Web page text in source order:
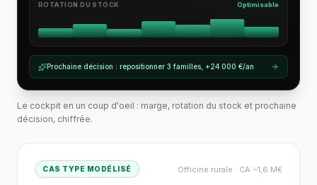
ROTATION DU STOCK Optimisable
Prochaine décision : repositionner 3 familles, +24 000 €/an
Le cockpit en un coup d'oeil : marge, rotation du stock et prochaine
décision, chiffrée.
CAS TYPE MODÉLISÉ Officine rurale · CA ~1,6 M€